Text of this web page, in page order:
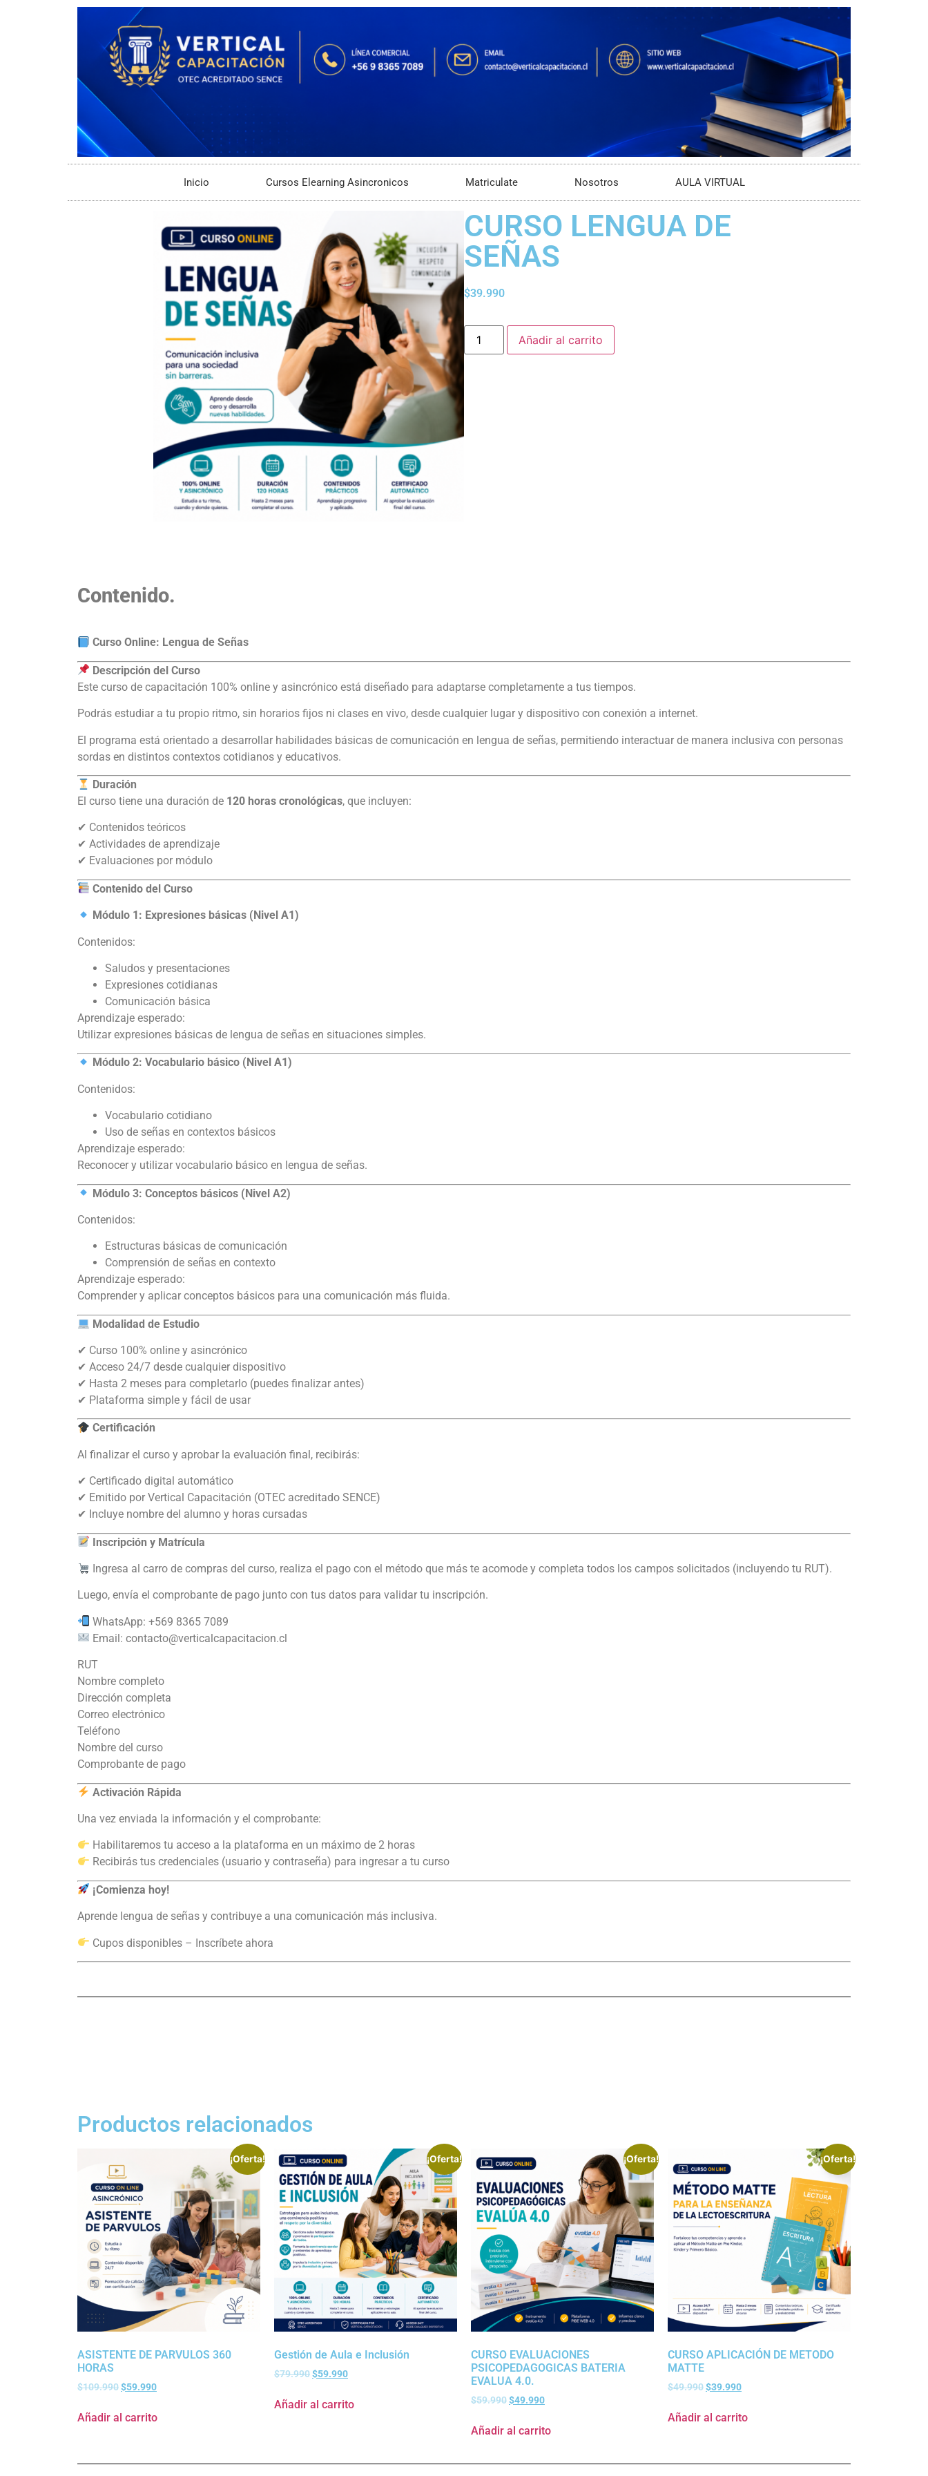
Inicio Cursos Elearning Asincronicos Matriculate Nosotros AULA VIRTUAL
CURSO LENGUA DE
SEÑAS
$39.990
Añadir al carrito
Contenido.
Curso Online: Lengua de Señas
Descripción del Curso
Este curso de capacitación 100% online y asincrónico está diseñado para adaptarse completamente a tus tiempos.
Podrás estudiar a tu propio ritmo, sin horarios fijos ni clases en vivo, desde cualquier lugar y dispositivo con conexión a internet.
El programa está orientado a desarrollar habilidades básicas de comunicación en lengua de señas, permitiendo interactuar de manera inclusiva con personas
sordas en distintos contextos cotidianos y educativos.
Duración
El curso tiene una duración de 120 horas cronológicas, que incluyen:
✔ Contenidos teóricos
✔ Actividades de aprendizaje
✔ Evaluaciones por módulo
Contenido del Curso
Módulo 1: Expresiones básicas (Nivel A1)
Contenidos:
Saludos y presentaciones
Expresiones cotidianas
Comunicación básica
Aprendizaje esperado:
Utilizar expresiones básicas de lengua de señas en situaciones simples.
Módulo 2: Vocabulario básico (Nivel A1)
Contenidos:
Vocabulario cotidiano
Uso de señas en contextos básicos
Aprendizaje esperado:
Reconocer y utilizar vocabulario básico en lengua de señas.
Módulo 3: Conceptos básicos (Nivel A2)
Contenidos:
Estructuras básicas de comunicación
Comprensión de señas en contexto
Aprendizaje esperado:
Comprender y aplicar conceptos básicos para una comunicación más fluida.
Modalidad de Estudio
✔ Curso 100% online y asincrónico
✔ Acceso 24/7 desde cualquier dispositivo
✔ Hasta 2 meses para completarlo (puedes finalizar antes)
✔ Plataforma simple y fácil de usar
Certificación
Al finalizar el curso y aprobar la evaluación final, recibirás:
✔ Certificado digital automático
✔ Emitido por Vertical Capacitación (OTEC acreditado SENCE)
✔ Incluye nombre del alumno y horas cursadas
Inscripción y Matrícula
Ingresa al carro de compras del curso, realiza el pago con el método que más te acomode y completa todos los campos solicitados (incluyendo tu RUT).
Luego, envía el comprobante de pago junto con tus datos para validar tu inscripción.
WhatsApp: +569 8365 7089
Email:contacto@verticalcapacitacion.cl
RUT
Nombre completo
Dirección completa
Correo electrónico
Teléfono
Nombre del curso
Comprobante de pago
Activación Rápida
Una vez enviada la información y el comprobante:
Habilitaremos tu acceso a la plataforma en un máximo de 2 horas
Recibirás tus credenciales (usuario y contraseña) para ingresar a tu curso
¡Comienza hoy!
Aprende lengua de señas y contribuye a una comunicación más inclusiva.
Cupos disponibles – Inscríbete ahora
Productos relacionados
¡Oferta!
ASISTENTE DE PARVULOS 360
HORAS
$109.990$59.990
Añadir al carrito
¡Oferta!
Gestión de Aula e Inclusión
$79.990$59.990
Añadir al carrito
¡Oferta!
CURSO EVALUACIONES
PSICOPEDAGOGICAS BATERIA
EVALUA 4.0.
$59.990$49.990
Añadir al carrito
¡Oferta!
CURSO APLICACIÓN DE METODO
MATTE
$49.990$39.990
Añadir al carrito